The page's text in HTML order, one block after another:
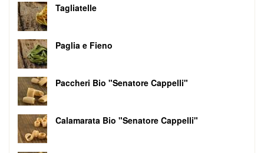
Tagliatelle
Paglia e Fieno
Paccheri Bio "Senatore Cappelli"
Calamarata Bio "Senatore Cappelli"